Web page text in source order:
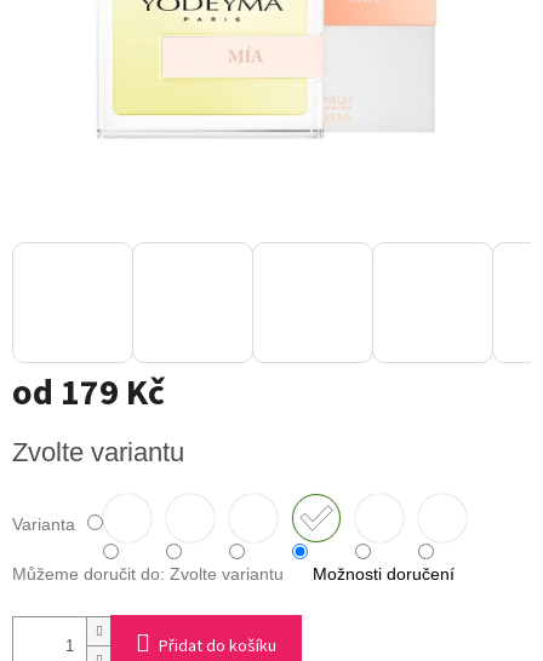
od 179 Kč
cena:
Zvolte variantu
Varianta
Můžeme doručit do: Zvolte variantu Možnosti doručení
Přidat do košíku